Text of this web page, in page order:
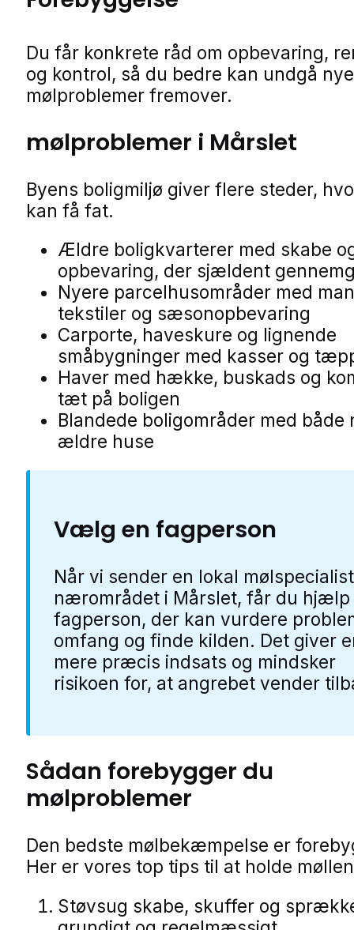
Du får konkrete råd om opbevaring,
og kontrol, så du bedre kan undgå nye
mølproblemer fremover.
mølproblemer i Mårslet
Byens boligmiljø giver flere steder,
kan få fat.
Ældre boligkvarterer med skabe
opbevaring, der sjældent
Nyere parcelhusområder med
tekstiler og sæsonopbevaring
Carporte, haveskure og lignende
småbygninger med kasser og
Haver med hække, buskads og
tæt på boligen
Blandede boligområder med både
ældre huse
Vælg en fagperson
Når vi sender en lokal
nærområdet i Mårslet, får du hjælp
fagperson, der kan vurdere
omfang og finde kilden. Det giver
mere præcis indsats og mindsker
risikoen for, at angrebet vender
Sådan forebygger du
mølproblemer
Den bedste mølbekæmpelse er
Her er vores top tips til at holde
Støvsug skabe, skuffer og